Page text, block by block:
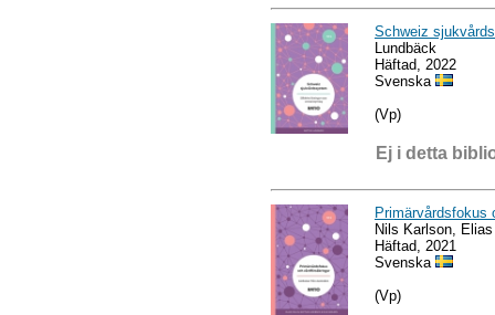
Schweiz
Lundbäck
Häftad, 2022
Svenska
(Vp)
Ej i detta
Primärvårdsfokus
Nils Karlson,
Häftad, 2021
Svenska
(Vp)